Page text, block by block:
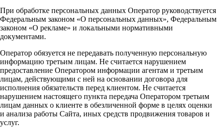
При обработке персональных данных Оператор руководствуется
Федеральным законом «О персональных данных», Федеральным
законом «О рекламе» и локальными нормативными
документами.
Оператор обязуется не передавать полученную персональную
информацию третьим лицам. Не считается нарушением
предоставление Оператором информации агентам и третьим
лицам, действующими с ней на основании договора для
исполнения обязательств перед клиентом. Не считается
нарушением настоящего пункта передача Оператором третьим
лицам данных о клиенте в обезличенной форме в целях оценки
и анализа работы Сайта, иных средств продвижения товаров и
услуг.